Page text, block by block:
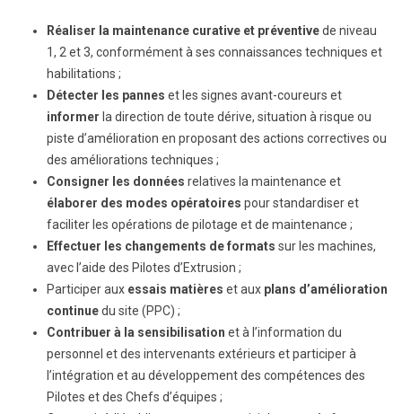
Réaliser la maintenance curative et préventivede niveau
1, 2 et 3, conformément à ses connaissances techniques et
habilitations ;
Détecter les pannes et les signes avant-coureurs et
informer la direction de toute dérive, situation à risque ou
piste d’amélioration en proposant des actions correctives ou
des améliorations techniques ;
Consigner les données relatives la maintenance et
élaborer des modes opératoires pour standardiser et
faciliter les opérations de pilotage et de maintenance ;
Effectuer les changements de formats sur les machines,
avec l’aide des Pilotes d’Extrusion ;
Participer aux essais matières et aux plans d’amélioration
continuedu site (PPC) ;
Contribuer à la sensibilisation et à l’information du
personnel et des intervenants extérieurs et participer à
l’intégration et au développement des compétences des
Pilotes et des Chefs d’équipes ;